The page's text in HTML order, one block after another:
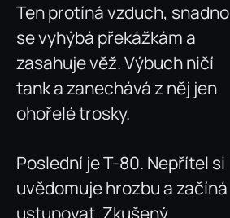
Ten protíná vzduch, snadno
se vyhýbá překážkám a
zasahuje věž. Výbuch ničí
tank a zanechává z něj jen
ohořelé trosky.
Poslední je T-80. Nepřítel si
uvědomuje hrozbu a začíná
ustupovat. Zkušený